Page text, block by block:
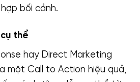
bối cảnh.
thể
hay Direct Marketing
một Call to Action hiệu quả,